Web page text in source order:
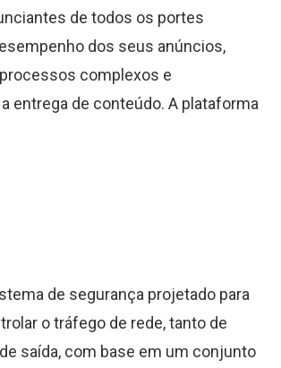
de todos os portes
dos seus anúncios,
complexos e
entrega de conteúdo. A plataforma
de segurança projetado para
o tráfego de rede, tanto de
saída, com base em um conjunto